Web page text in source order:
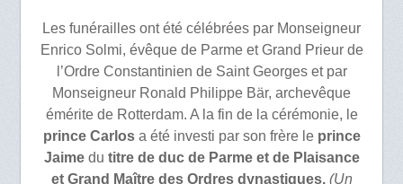
Les funérailles ont été célébrées par Monseigneur
Enrico Solmi, évêque de Parme et Grand Prieur de
l’Ordre Constantinien de Saint Georges et par
Monseigneur Ronald Philippe Bär, archevêque
émérite de Rotterdam. A la fin de la cérémonie, le
prince Carlos a été investi par son frère le prince
Jaimedu titre de duc de Parme et de Plaisance
et Grand Maître des Ordres dynastiques.(Un